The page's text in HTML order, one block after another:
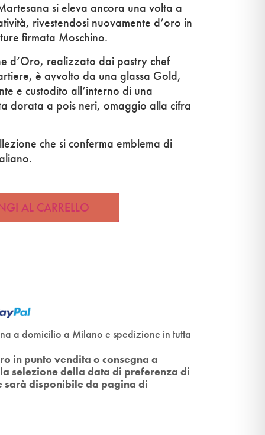
si eleva ancora una volta a
rivestendosi nuovamente d’oro in
firmata Moschino.
d’Oro, realizzato dai pastry chef
è avvolto da una glassa Gold,
e custodito all’interno di una
dorata a pois neri, omaggio alla cifra
che si conferma emblema di
AL CARRELLO
a domicilio a Milano e spedizione in tutta
in punto vendita o consegna a
selezione della data di preferenza di
sarà disponibile da pagina di